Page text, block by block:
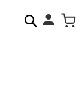
Pesquisa